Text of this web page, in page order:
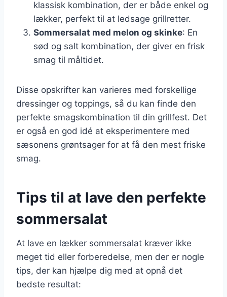
klassisk kombination, der er både enkel og
lækker, perfekt til at ledsage grillretter.
Sommersalat med melon og skinke: En
sød og salt kombination, der giver en frisk
smag til måltidet.
Disse opskrifter kan varieres med forskellige
dressinger og toppings, så du kan finde den
perfekte smagskombination til din grillfest. Det
er også en god idé at eksperimentere med
sæsonens grøntsager for at få den mest friske
smag.
Tips til at lave den perfekte
sommersalat
At lave en lækker sommersalat kræver ikke
meget tid eller forberedelse, men der er nogle
tips, der kan hjælpe dig med at opnå det
bedste resultat: